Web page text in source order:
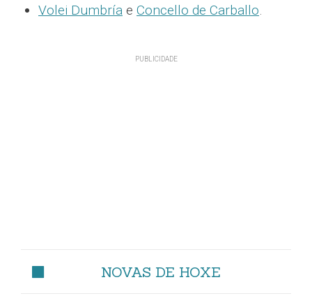
Volei Dumbría e Concello de Carballo
NOVAS DE HOXE